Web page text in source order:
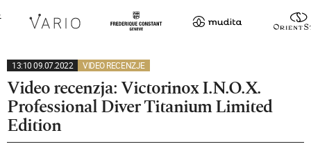
13:10 09.07.2022 VIDEO RECENZJE
Video recenzja: Victorinox I.N.O.X.
Professional Diver Titanium Limited
Edition